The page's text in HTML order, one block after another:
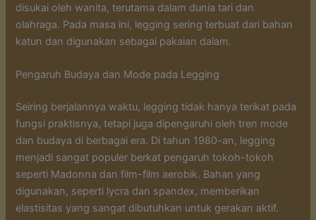
disukai oleh wanita, terutama dalam dunia tari dan
olahraga. Pada masa ini, legging sering terbuat dari bahan
katun dan digunakan sebagai pakaian dalam.
Pengaruh Budaya dan Mode pada Legging
Seiring berjalannya waktu, legging tidak hanya terikat pada
fungsi praktisnya, tetapi juga dipengaruhi oleh tren mode
dan budaya di berbagai era. Di tahun 1980-an, legging
menjadi sangat populer berkat pengaruh tokoh-tokoh
seperti Madonna dan film-film aerobik. Bahan yang
digunakan, seperti lycra dan spandex, memberikan
elastisitas yang sangat dibutuhkan untuk gerakan aktif.